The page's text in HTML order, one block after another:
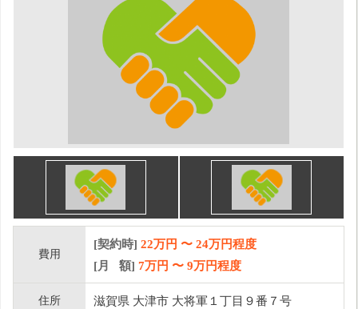
費用
[契約時] 22万円 〜 24万円程度
[月 額] 7万円 〜 9万円程度
住所 滋賀県 大津市 大将軍１丁目９番７号